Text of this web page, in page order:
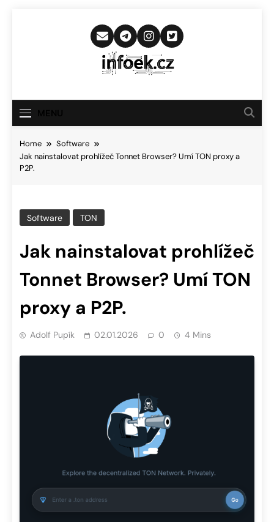
Infoek.cz
Novinkám
Home
Software
Jak nainstalovat prohlížeč Tonnet Browser? Umí TON proxy a
P2P.
Software TON
Jak nainstalovat prohlížeč
Tonnet Browser? Umí TON
proxy a P2P.
Adolf Pupík 02.01.2026 0 4 Mins